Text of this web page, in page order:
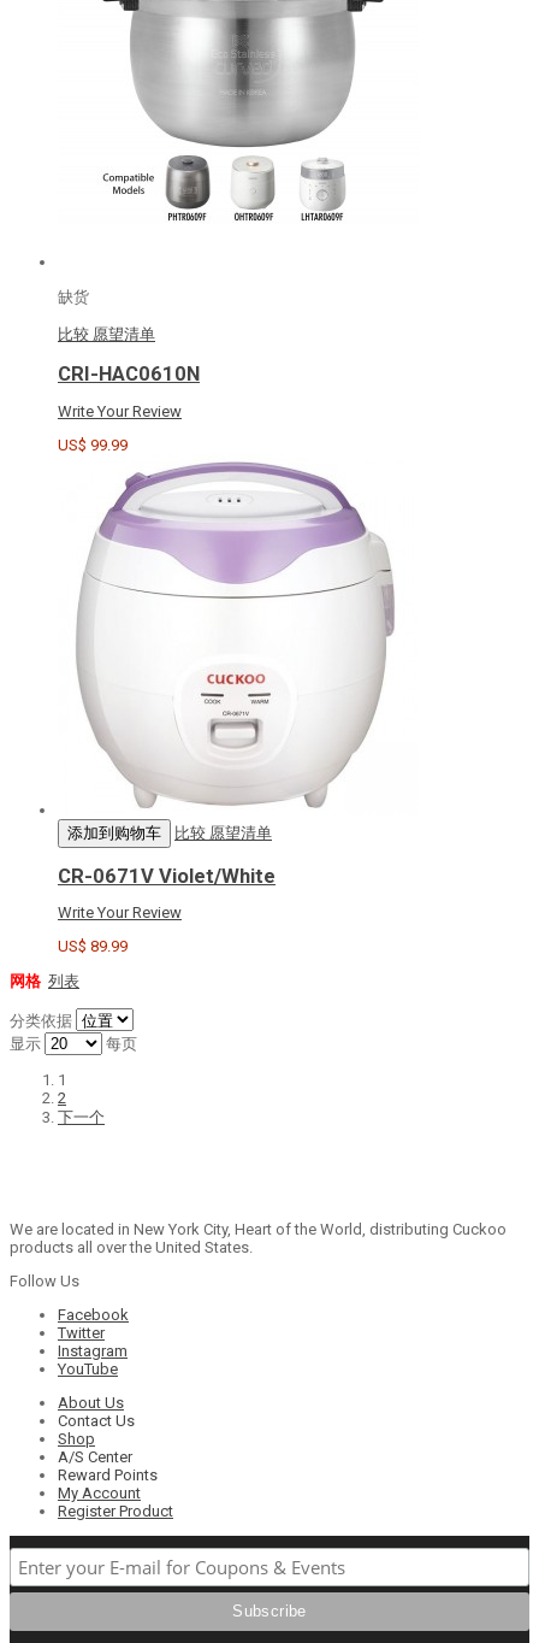
缺货
比较 愿望清单
CRI-HAC0610N
Write Your Review
US$ 99.99
添加到购物车 比较 愿望清单
CR-0671V Violet/White
Write Your Review
US$ 89.99
网格 列表
分类依据
显示
每页
1
2
下一个
We are located in New York City, Heart of the World, distributing Cuckoo
products all over the United States.
Follow Us
Facebook
Twitter
Instagram
YouTube
About Us
Contact Us
Shop
A/S Center
Reward Points
My Account
Register Product